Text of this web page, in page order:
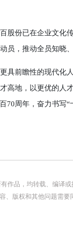
份已在企业文化
员，推动全员知晓
前瞻性的现代化
高地，以更优的人
70周年，奋力书写
作品，均转载、编译
、版权和其他问题需